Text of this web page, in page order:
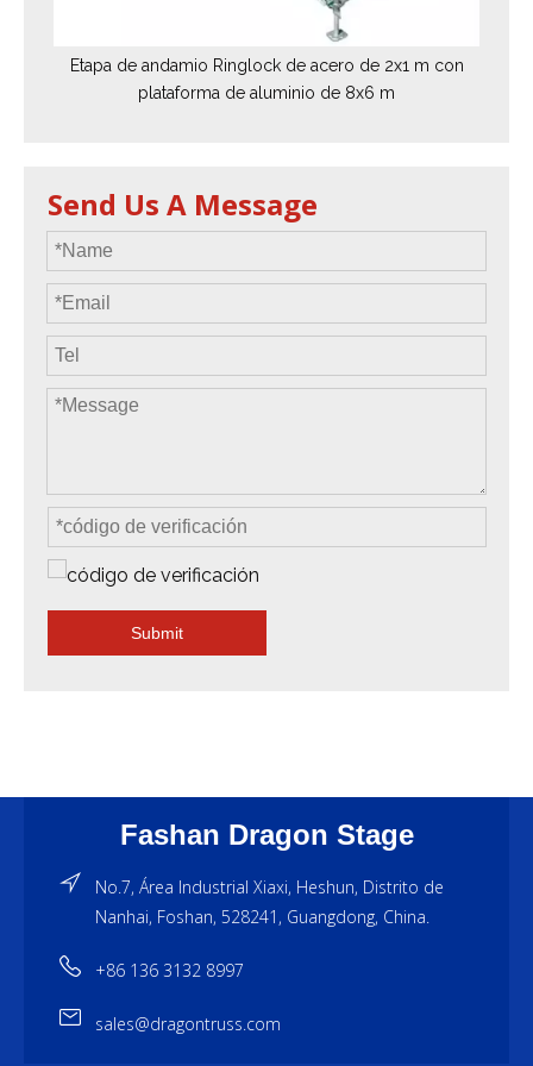
Etapa de andamio Ringlock de acero de 2x1 m con
plataforma de aluminio de 8x6 m
Send Us A Message
Submit
Fashan Dragon Stage
No.7, Área Industrial Xiaxi, Heshun, Distrito de
Nanhai, Foshan, 528241, Guangdong, China.
+86 136 3132 8997
sales@dragontruss.com